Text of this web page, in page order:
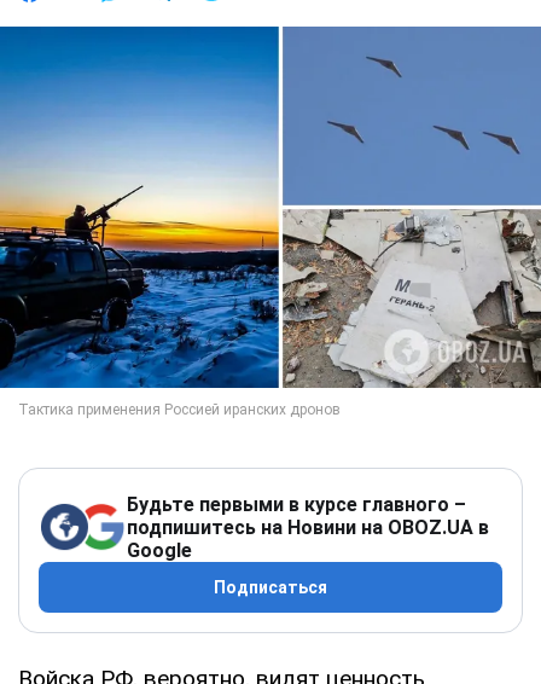
Будьте первыми в курсе главного –
подпишитесь на Новини на OBOZ.UA в
Google
Подписаться
Войска РФ, вероятно, видят ценность